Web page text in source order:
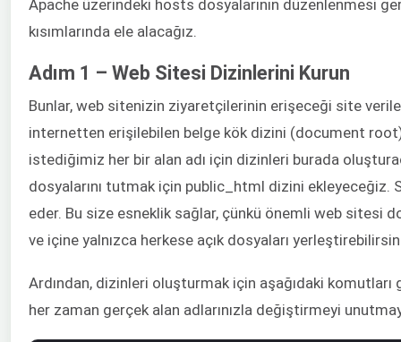
Apache üzerindeki hosts dosyalarının düzenlenmesi
kısımlarında ele alacağız.
Adım 1 – Web Sitesi Dizinlerini Kurun
Bunlar, web sitenizin ziyaretçilerinin erişeceği site
internetten erişilebilen belge kök dizini (document
istediğimiz her bir alan adı için dizinleri burada
dosyalarını tutmak için public_html dizini
eder. Bu size esneklik sağlar, çünkü önemli web sitesi
ve içine yalnızca herkese açık dosyaları
Ardından, dizinleri oluşturmak için aşağıdaki
her zaman gerçek alan adlarınızla değiştirmeyi